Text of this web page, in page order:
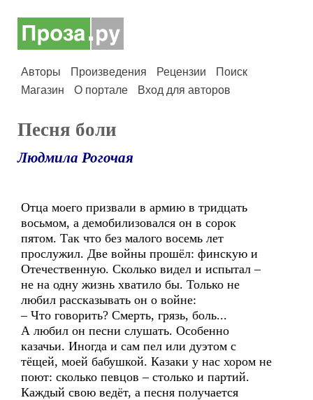
Авторы Произведения Рецензии
Поиск
Магазин
О портале Вход для авторов
Песня боли
Людмила Рогочая
Отца моего призвали в армию в тридцать
восьмом, а демобилизовался он в сорок
пятом. Так что без малого восемь лет
прослужил. Две войны прошёл: финскую и
Отечественную. Сколько видел и испытал –
не на одну жизнь хватило бы. Только не
любил рассказывать он о войне:
– Что говорить? Смерть, грязь, боль...
А любил он песни слушать. Особенно
казачьи. Иногда и сам пел или дуэтом с
тёщей, моей бабушкой. Казаки у нас хором не
поют: сколько певцов – столько и партий.
Каждый свою ведёт, а песня получается